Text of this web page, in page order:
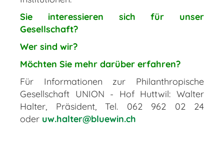
Sie interessieren sich für unser
Gesellschaft?
Wer sind wir?
Möchten Sie mehr darüber erfahren?
Für Informationen zur Philanthropische
Gesellschaft UNION - Hof Huttwil: Walter
Halter, Präsident, Tel. 062 962 02 24
oder uw.halter@bluewin.ch